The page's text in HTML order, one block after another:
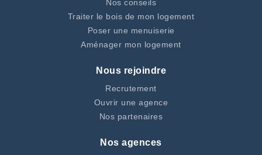
Nos conseils
Traiter le bois de mon logement
Poser une menuiserie
Aménager mon logement
Nous rejoindre
Recrutement
Ouvrir une agence
Nos partenaires
Nos agences